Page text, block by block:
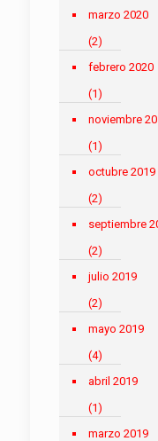
marzo 2020
(2)
febrero 2020
(1)
noviembre
(1)
octubre 2019
(2)
septiembre
(2)
julio 2019
(2)
mayo 2019
(4)
abril 2019
(1)
marzo 2019